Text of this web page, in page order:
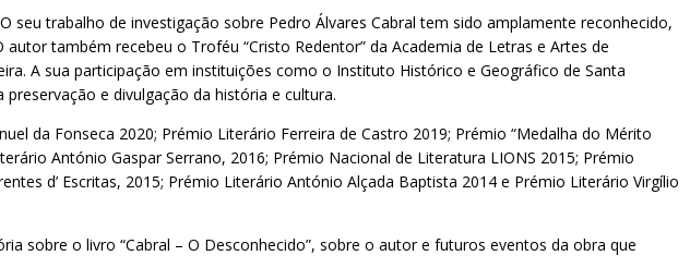
trabalho de investigação sobre Pedro Álvares Cabral tem sido amplamente reconhecido,
também recebeu o Troféu “Cristo Redentor” da Academia de Letras e Artes de
A sua participação em instituições como o Instituto Histórico e Geográfico de Santa
e divulgação da história e cultura.
da Fonseca 2020; Prémio Literário Ferreira de Castro 2019; Prémio “Medalha do Mérito
António Gaspar Serrano, 2016; Prémio Nacional de Literatura LIONS 2015; Prémio
d’ Escritas, 2015; Prémio Literário António Alçada Baptista 2014 e Prémio Literário Virgílio
sobre o livro “Cabral – O Desconhecido”, sobre o autor e futuros eventos da obra que